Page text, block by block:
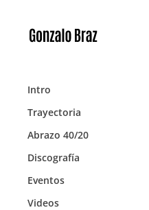
Intro
Trayectoria
Abrazo 40/20
Discografía
Eventos
Videos